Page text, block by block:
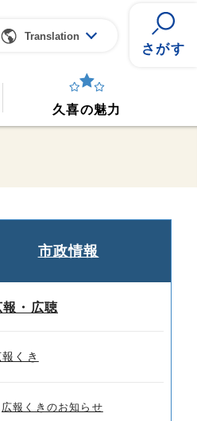
Translation
さがす
久喜の魅力
市政情報
報・広聴
報くき
広報くきのお知らせ